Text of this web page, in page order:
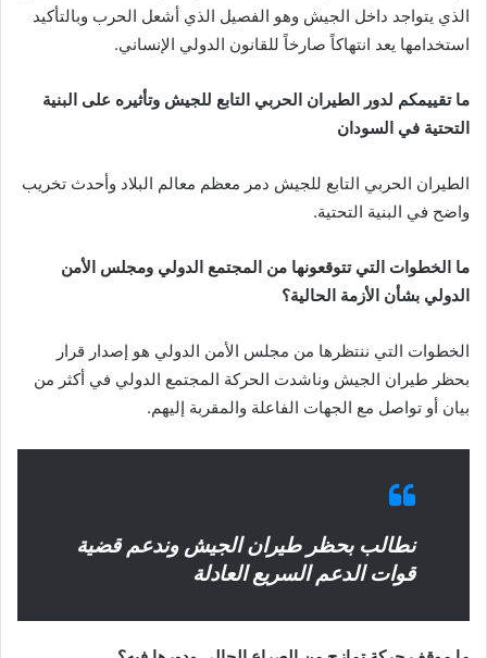
الذي يتواجد داخل الجيش وهو الفصيل الذي أشعل الحرب وبالتأكيد
استخدامها يعد انتهاكاً صارخاً للقانون الدولي الإنساني.
ما تقييمكم لدور الطيران الحربي التابع للجيش وتأثيره على البنية
التحتية في السودان
الطيران الحربي التابع للجيش دمر معظم معالم البلاد وأحدث تخريب
واضح في البنية التحتية.
ما الخطوات التي تتوقعونها من المجتمع الدولي ومجلس الأمن
الدولي بشأن الأزمة الحالية؟
الخطوات التي ننتظرها من مجلس الأمن الدولي هو إصدار قرار
بحظر طيران الجيش وناشدت الحركة المجتمع الدولي في أكثر من
بيان أو تواصل مع الجهات الفاعلة والمقربة إليهم.
نطالب بحظر طيران الجيش وندعم قضية
قوات الدعم السريع العادلة